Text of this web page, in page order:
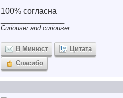
100% согласна
Curiouser and curiouser
В Минюст
Цитата
Спасибо